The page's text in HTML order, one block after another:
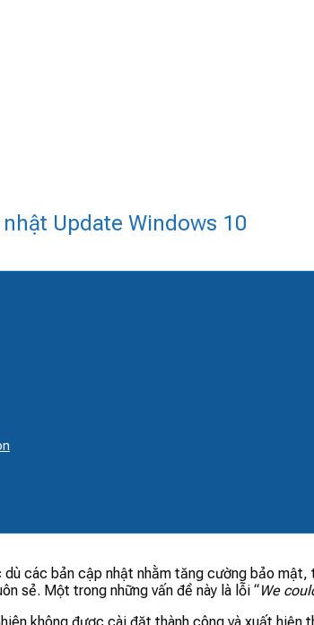
Update Windows 10
dù các bản cập nhật nhằm tăng cường bảo mật,
sẻ. Một trong những vấn đề này là lỗi “We